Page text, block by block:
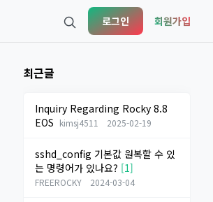
로그인 회원가입
최근글
Inquiry Regarding Rocky 8.8
EOS kimsj4511 2025-02-19
sshd_config 기본값 원복할 수 있
는 명령어가 있나요? [1]
FREEROCKY 2024-03-04